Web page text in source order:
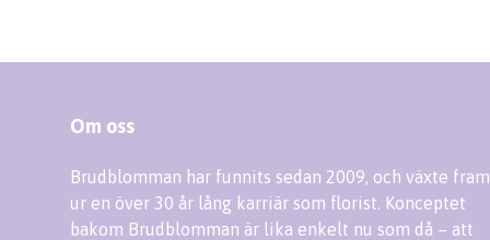
Om oss
Brudblomman har funnits sedan 2009, och växte fram
ur en över 30 år lång karriär som florist. Konceptet
bakom Brudblomman är lika enkelt nu som då – att